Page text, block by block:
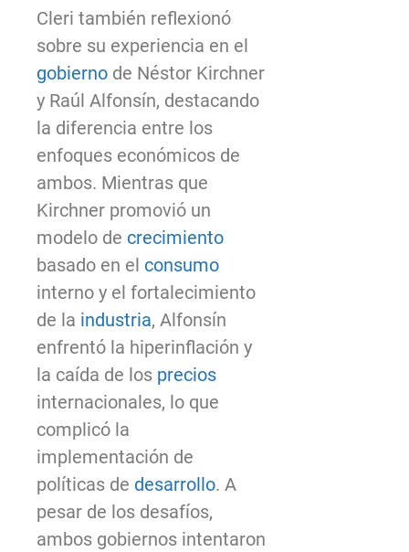
Cleri también reflexionó
sobre su experiencia en el
gobierno de Néstor Kirchner
y Raúl Alfonsín, destacando
la diferencia entre los
enfoques económicos de
ambos. Mientras que
Kirchner promovió un
modelo de crecimiento
basado en el consumo
interno y el fortalecimiento
de la industria, Alfonsín
enfrentó la hiperinflación y
la caída de los precios
internacionales, lo que
complicó la
implementación de
políticas de desarrollo. A
pesar de los desafíos,
ambos gobiernos intentaron